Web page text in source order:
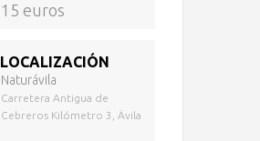
15 euros
LOCALIZACIÓN
Naturávila
Carretera Antigua de
Cebreros Kilómetro 3, Ävila